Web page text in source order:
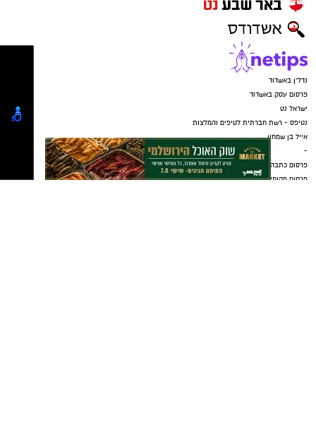
נדל"ן באשדוד
פרסום עסק באשדוד
ישראל נט
נטיפס - רשת חברתית לטיפים והמלצות
אייל בן שמחון
-
פרסום כתבה באתר "אשדוד נט"
פרסום מקומי באשדוד